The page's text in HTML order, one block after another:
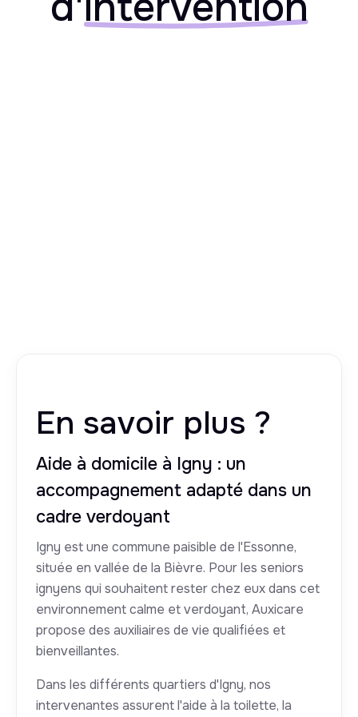
En savoir plus ?
Aide à domicile à Igny : un
accompagnement adapté dans un
cadre verdoyant
Igny est une commune paisible de l'Essonne,
située en vallée de la Bièvre. Pour les seniors
ignyens qui souhaitent rester chez eux dans cet
environnement calme et verdoyant, Auxicare
propose des auxiliaires de vie qualifiées et
bienveillantes.
Dans les différents quartiers d'Igny, nos
intervenantes assurent l'aide à la toilette, la